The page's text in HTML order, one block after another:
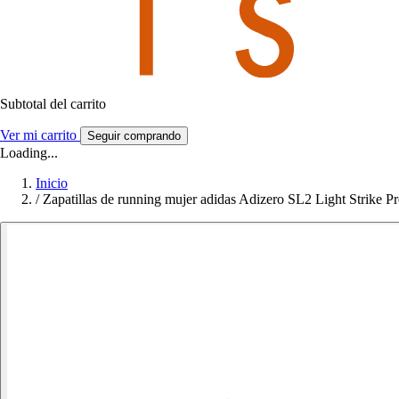
Subtotal del carrito
Ver mi carrito Seguir comprando
Loading...
Inicio
/ Zapatillas de running mujer adidas Adizero SL2 Light Strike